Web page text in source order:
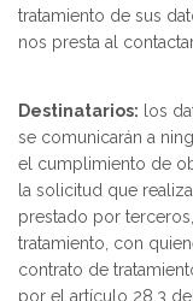
tratamiento de sus
nos presta al
Destinatarios: los
se comunicarán a
el cumplimiento de
la solicitud que
prestado por
tratamiento, con
contrato de
por el artículo 28.3 del